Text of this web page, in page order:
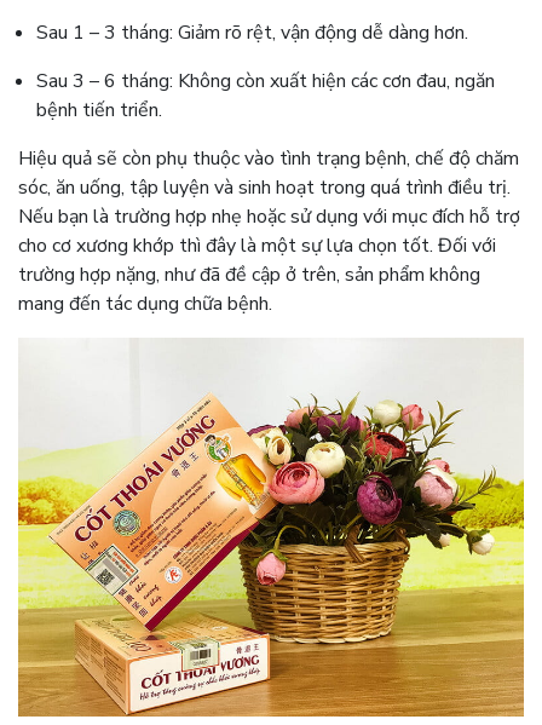
Sau 1 – 3 tháng: Giảm rõ rệt, vận động dễ dàng hơn.
Sau 3 – 6 tháng: Không còn xuất hiện các cơn đau, ngăn
bệnh tiến triển.
Hiệu quả sẽ còn phụ thuộc vào tình trạng bệnh, chế độ chăm
sóc, ăn uống, tập luyện và sinh hoạt trong quá trình điều trị.
Nếu bạn là trường hợp nhẹ hoặc sử dụng với mục đích hỗ trợ
cho cơ xương khớp thì đây là một sự lựa chọn tốt. Đối với
trường hợp nặng, như đã đề cập ở trên, sản phẩm không
mang đến tác dụng chữa bệnh.